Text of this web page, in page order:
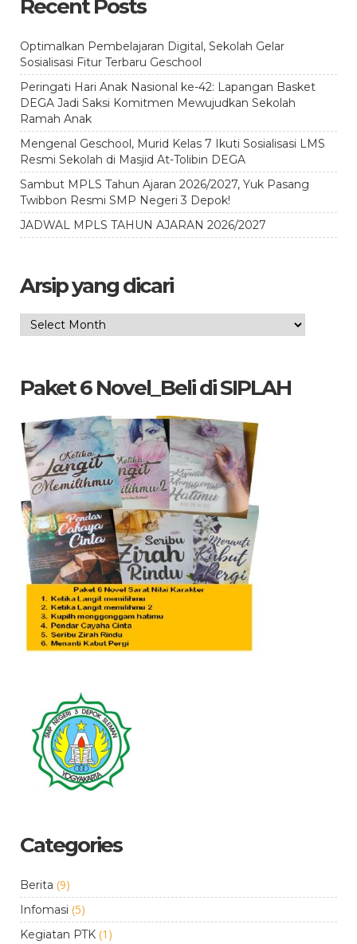
Recent Posts
Optimalkan Pembelajaran Digital, Sekolah Gelar
Sosialisasi Fitur Terbaru Geschool
Peringati Hari Anak Nasional ke-42: Lapangan Basket
DEGA Jadi Saksi Komitmen Mewujudkan Sekolah
Ramah Anak
Mengenal Geschool, Murid Kelas 7 Ikuti Sosialisasi LMS
Resmi Sekolah di Masjid At-Tolibin DEGA
Sambut MPLS Tahun Ajaran 2026/2027, Yuk Pasang
Twibbon Resmi SMP Negeri 3 Depok!
JADWAL MPLS TAHUN AJARAN 2026/2027
Arsip yang dicari
Arsip
Paket 6 Novel_Beli di SIPLAH
Categories
Berita (9)
Infomasi (5)
Kegiatan PTK (1)